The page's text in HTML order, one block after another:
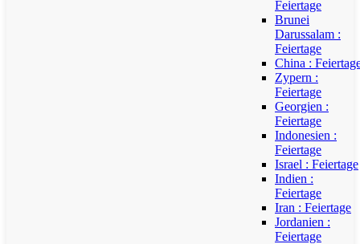
Feiertage
Brunei
Darussalam :
Feiertage
China :
Zypern :
Feiertage
Georgien :
Feiertage
Indonesien :
Feiertage
Israel : Feiertage
Indien :
Feiertage
Iran : Feiertage
Jordanien :
Feiertage